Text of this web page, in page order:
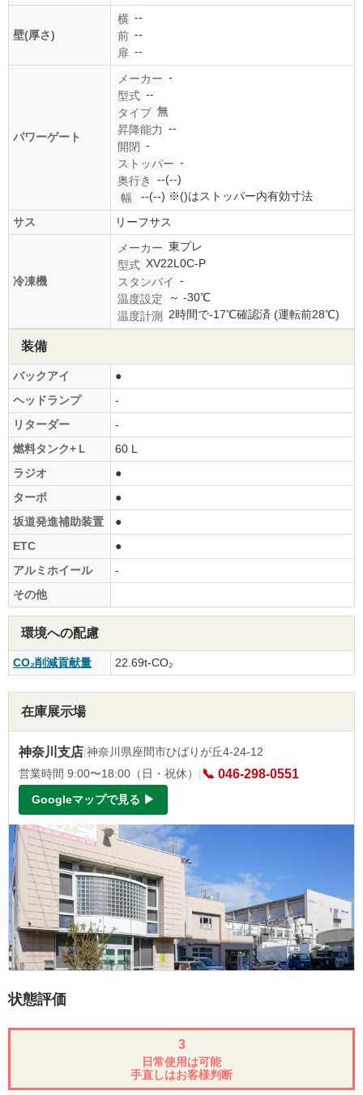
壁(厚さ)
横 --
前 --
扉 --
パワーゲート
メーカー -
型式 --
タイプ 無
昇降能力 --
開閉 -
ストッパー -
奥行き
--(--)
幅
--(--) ※()はストッパー内有効寸法
サス
リーフサス
冷凍機
メーカー 東プレ
型式 XV22L0C-P
スタンバイ -
温度設定
～ -30℃
温度計測
2時間で-17℃確認済 (運転前28℃)
装備
バックアイ
●
ヘッドランプ
-
リターダー
-
燃料タンク+Ｌ
60 L
ラジオ
●
ターボ
●
坂道発進補助装置
●
ETC
●
アルミホイール
-
その他
環境への配慮
CO₂削減貢献量 22.69t-CO₂
在庫展示場
神奈川支店|神奈川県座間市ひばりが丘4-24-12
営業時間 9:00〜18:00（日・祝休） | 📞 046-298-0551
Googleマップで見る ▶
状態評価
3
日常使用は可能
手直しはお客様判断